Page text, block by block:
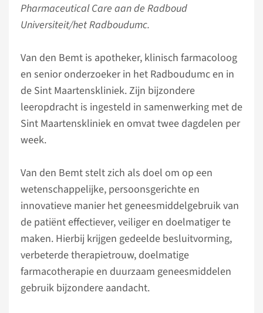
Pharmaceutical Care aan de Radboud
Universiteit/het Radboudumc.
Van den Bemt is apotheker, klinisch farmacoloog
en senior onderzoeker in het Radboudumc en in
de Sint Maartenskliniek. Zijn bijzondere
leeropdracht is ingesteld in samenwerking met de
Sint Maartenskliniek en omvat twee dagdelen per
week.
Van den Bemt stelt zich als doel om op een
wetenschappelijke, persoonsgerichte en
innovatieve manier het geneesmiddelgebruik van
de patiënt effectiever, veiliger en doelmatiger te
maken. Hierbij krijgen gedeelde besluitvorming,
verbeterde therapietrouw, doelmatige
farmacotherapie en duurzaam geneesmiddelen
gebruik bijzondere aandacht.